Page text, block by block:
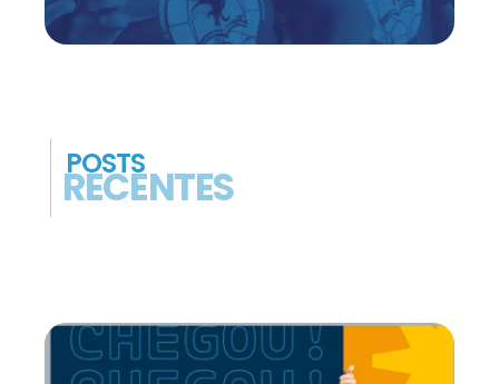
POSTS
RECENTES